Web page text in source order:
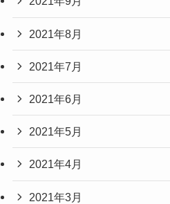
2021年8月
2021年7月
2021年6月
2021年5月
2021年4月
2021年3月